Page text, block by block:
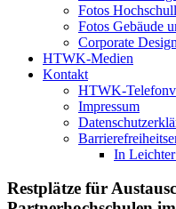
Fotos
Fotos Gebäude
Corporate Design
HTWK-Medien
Kontakt
HTWK-
Impressum
In
Restplätze für